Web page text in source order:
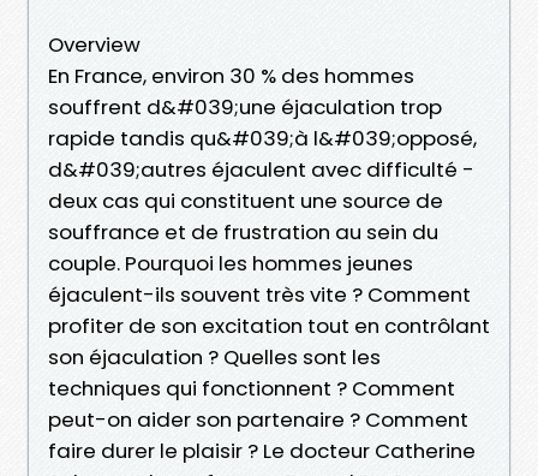
Overview
En France, environ 30 % des hommes
souffrent d&#039;une éjaculation trop
rapide tandis qu&#039;à l&#039;opposé,
d&#039;autres éjaculent avec difficulté -
deux cas qui constituent une source de
souffrance et de frustration au sein du
couple. Pourquoi les hommes jeunes
éjaculent-ils souvent très vite ? Comment
profiter de son excitation tout en contrôlant
son éjaculation ? Quelles sont les
techniques qui fonctionnent ? Comment
peut-on aider son partenaire ? Comment
faire durer le plaisir ? Le docteur Catherine